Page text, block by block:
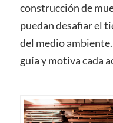
construcción de
puedan desafiar el
del medio
guía y motiva cada